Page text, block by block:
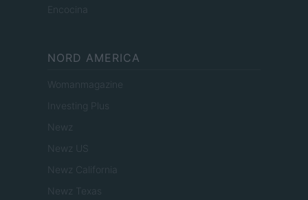
Encocina
NORD AMERICA
Womanmagazine
Investing Plus
Newz
Newz US
Newz California
Newz Texas